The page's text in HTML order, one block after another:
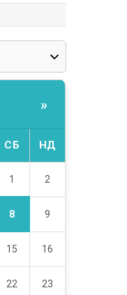
»
СБ НД
1 2
8 9
15 16
22 23